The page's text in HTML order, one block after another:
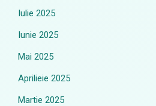
Iulie 2025
Iunie 2025
Mai 2025
Aprilieie 2025
Martie 2025